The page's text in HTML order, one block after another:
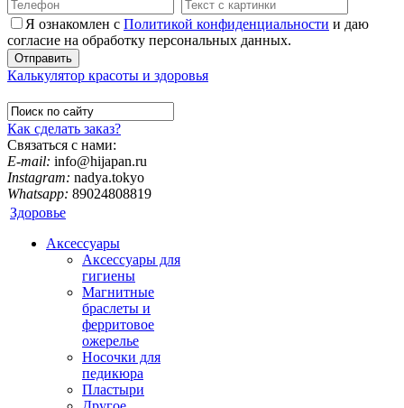
Я ознакомлен с Политикой конфиденциальности и даю
согласие на обработку персональных данных.
Калькулятор красоты и здоровья
Как сделать заказ?
Связаться с нами:
E-mail: info@hijapan.ru
Instagram: nadya.tokyo
Whatsapp: 89024808819
Здоровье
Аксессуары
Аксессуары для
гигиены
Магнитные
браслеты и
ферритовое
ожерелье
Носочки для
педикюра
Пластыри